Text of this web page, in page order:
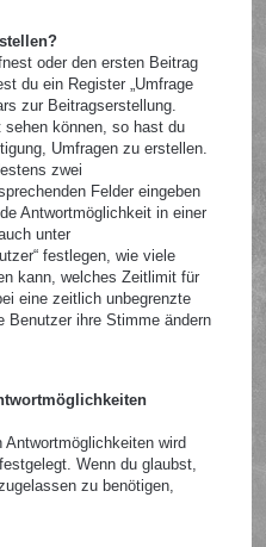
oder den ersten Beitrag
du ein Register „Umfrage
zur Beitragserstellung.
können, so hast du
Umfragen zu erstellen.
zwei
Felder eingeben
Antwortmöglichkeit in einer
unter
festlegen, wie viele
kann, welches Zeitlimit für
eine zeitlich unbegrenzte
Benutzer ihre Stimme ändern
wird
Wenn du glaubst,
zu benötigen,